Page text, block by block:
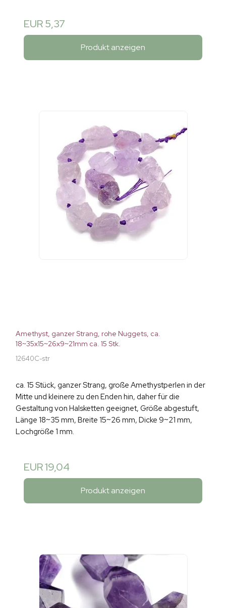
EUR 5,37
Produkt anzeigen
Amethyst, ganzer Strang, rohe Nuggets, ca.
18~35x15~26x9~21mm ca. 15 Stk.
12640C-str
ca. 15 Stück, ganzer Strang, große Amethystperlen in der
Mitte und kleinere zu den Enden hin, daher für die
Gestaltung von Halsketten geeignet, Größe abgestuft,
Länge 18~35 mm, Breite 15~26 mm, Dicke 9~21 mm,
Lochgröße 1 mm.
EUR 19,04
Produkt anzeigen